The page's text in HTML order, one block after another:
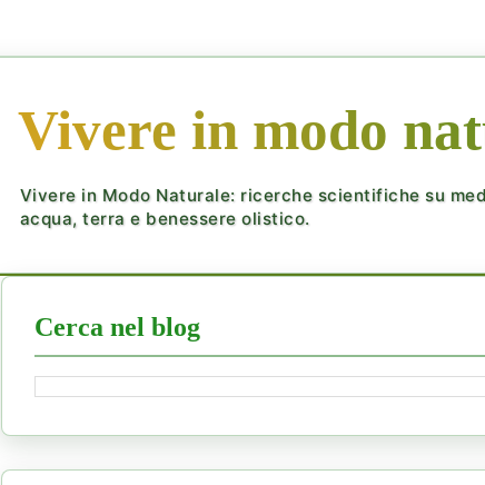
Vivere in modo
Vivere in Modo Naturale: ricerche scientifiche su
acqua, terra e benessere olistico.
Cerca nel blog